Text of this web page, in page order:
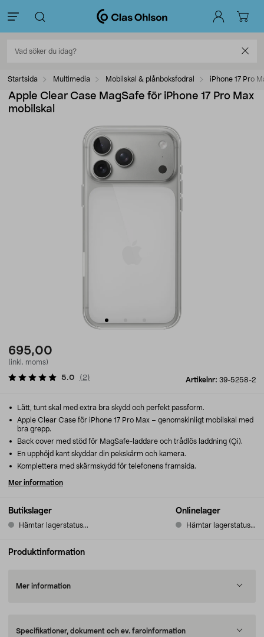
Startsida Multimedia Mobilskal & plånboksfodral iPhone 17 Pro
Apple Clear Case MagSafe för iPhone 17 Pro Max
mobilskal
695,00
(inkl. moms)
Artikelnr: 39-5258-2
5.0 ( 2)
Butikslager
Hämtar lagerstatus...
Onlinelager
Hämtar lagerstatus...
Lätt, tunt skal med extra bra skydd och perfekt passform.
Apple Clear Case för iPhone 17 Pro Max – genomskinligt mobilskal med
bra grepp.
Back cover med stöd för MagSafe-laddare och trådlös laddning (Qi).
En upphöjd kant skyddar din pekskärm och kamera.
Komplettera med skärmskydd för telefonens framsida.
Mer information
Produktinformation
Mer information
Specifikationer, dokument och ev. faroinformation